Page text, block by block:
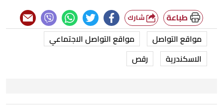
طباعة
مواقع التواصل
مواقع التواصل الاجتماعي
الاسكندرية
رقص